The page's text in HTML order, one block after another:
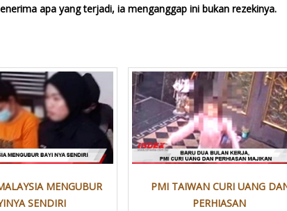
apa yang terjadi, ia menganggap ini bukan rezekinya.
MENGUBUR
SENDIRI
PMI TAIWAN CURI UANG
PERHIASAN